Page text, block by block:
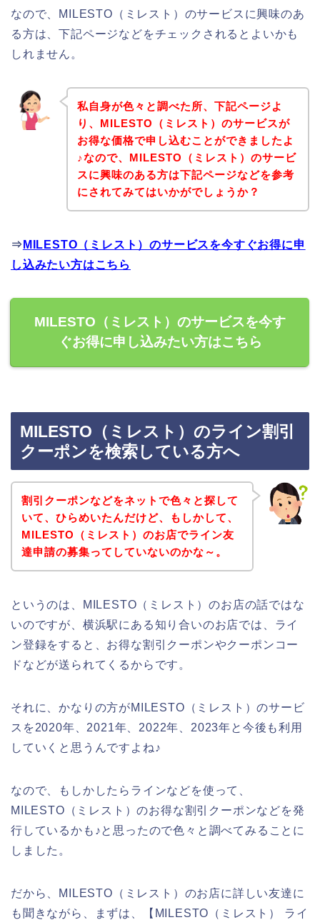
なので、MILESTO（ミレスト）のサービスに興味のあ
る方は、下記ページなどをチェックされるとよいかも
しれません。
私自身が色々と調べた所、下記ページよ
り、MILESTO（ミレスト）のサービスが
お得な価格で申し込むことができましたよ
♪なので、MILESTO（ミレスト）のサービ
スに興味のある方は下記ページなどを参考
にされてみてはいかがでしょうか？
⇒ MILESTO（ミレスト）のサービスを今すぐお得に申
し込みたい方はこちら
MILESTO（ミレスト）のサービスを今す
ぐお得に申し込みたい方はこちら
MILESTO（ミレスト）のライン割引
クーポンを検索している方へ
割引クーポンなどをネットで色々と探して
いて、ひらめいたんだけど、もしかして、
MILESTO（ミレスト）のお店でライン友
達申請の募集ってしていないのかな～。
というのは、MILESTO（ミレスト）のお店の話ではな
いのですが、横浜駅にある知り合いのお店では、ライ
ン登録をすると、お得な割引クーポンやクーポンコー
ドなどが送られてくるからです。
それに、かなりの方がMILESTO（ミレスト）のサービ
スを2020年、2021年、2022年、2023年と今後も利用
していくと思うんですよね♪
なので、もしかしたらラインなどを使って、
MILESTO（ミレスト）のお得な割引クーポンなどを発
行しているかも♪と思ったので色々と調べてみることに
しました。
だから、MILESTO（ミレスト）のお店に詳しい友達に
も聞きながら、まずは、【MILESTO（ミレスト） ライ